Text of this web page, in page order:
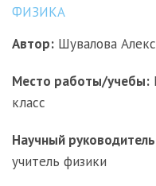
ФИЗИКА
Автор: Шувалова
Место работы/учебы:
класс
Научный
учитель физики